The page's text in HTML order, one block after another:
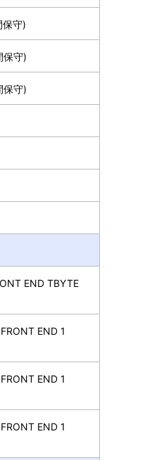
守)
守)
守)
END TBYTE
END 1
END 1
END 1